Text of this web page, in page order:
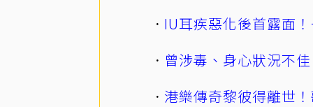
IU耳疾惡化後首露面
曾涉毒、身心狀況不
港樂傳奇黎彼得離世